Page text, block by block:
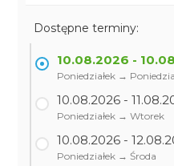
Dostępne terminy:
10.08.2026 -
Poniedziałek →
10.08.2026 -
Poniedziałek → Wtorek
10.08.2026 -
Poniedziałek → Środa